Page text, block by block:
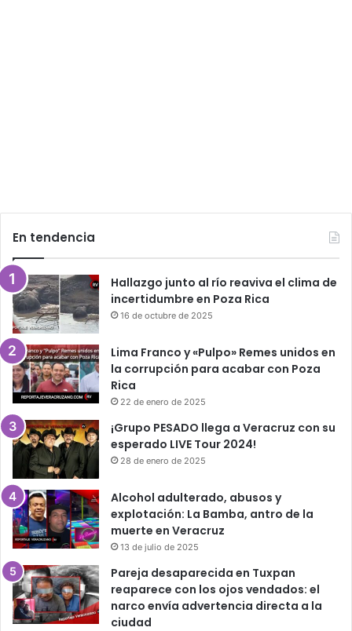
En tendencia
Hallazgo junto al río reaviva el clima de
incertidumbre en Poza Rica
16 de octubre de 2025
Lima Franco y «Pulpo» Remes unidos en
la corrupción para acabar con Poza
Rica
22 de enero de 2025
¡Grupo PESADO llega a Veracruz con su
esperado LIVE Tour 2024!
28 de enero de 2025
Alcohol adulterado, abusos y
explotación: La Bamba, antro de la
muerte en Veracruz
13 de julio de 2025
Pareja desaparecida en Tuxpan
reaparece con los ojos vendados: el
narco envía advertencia directa a la
ciudad